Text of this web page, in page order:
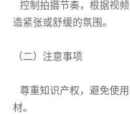
控制拍摄节奏，根据视
造紧张或舒缓的氛围。
（二）注意事项
尊重知识产权，避免使
材。